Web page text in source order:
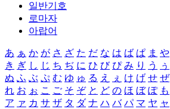
일반기호
로마자
아랍어
あ ぁ か が さ ざ た だ な は ば ぱ ま や
き ぎ し じ ち ぢ に ひ び ぴ み り う ぅ
ぬ ふ ぶ ぷ む ゆ ゅ る え ぇ け げ せ ぜ
れ お ぉ こ ご そ ぞ と ど の ほ ぼ ぽ も
ア ァ カ サ ザ タ ダ ナ ハ バ パ マ ヤ ャ